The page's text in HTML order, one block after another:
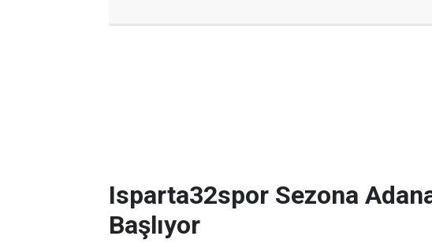
Isparta32spor Sezona
Başlıyor